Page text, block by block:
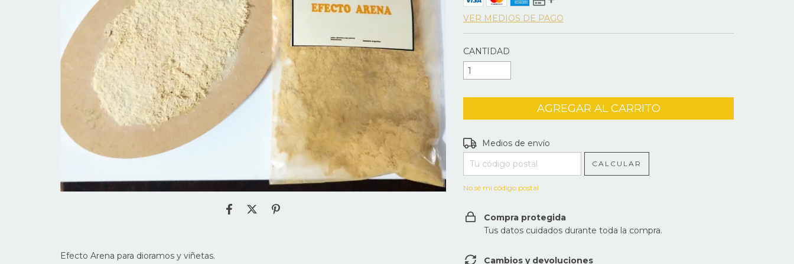
Efecto Arena para dioramos y viñetas.
VER MEDIOS DE PAGO
CANTIDAD
Entregas para el CP:
Medios de envío
CALCULAR
No sé mi código postal
Compra protegida
Tus datos cuidados durante toda la compra.
Cambios y devoluciones